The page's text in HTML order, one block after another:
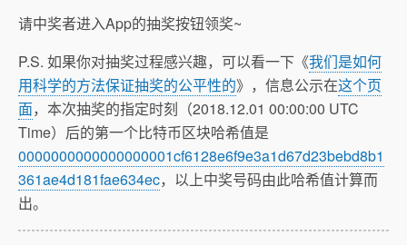
请中奖者进入App的抽奖按钮领奖~
P.S. 如果你对抽奖过程感兴趣，可以看一下《我们是如何
用科学的方法保证抽奖的公平性的》，信息公示在这个页
面，本次抽奖的指定时刻（2018.12.01 00:00:00 UTC
Time）后的第一个比特币区块哈希值是
0000000000000000001cf6128e6f9e3a1d67d23bebd8b1
361ae4d181fae634ec，以上中奖号码由此哈希值计算而
出。